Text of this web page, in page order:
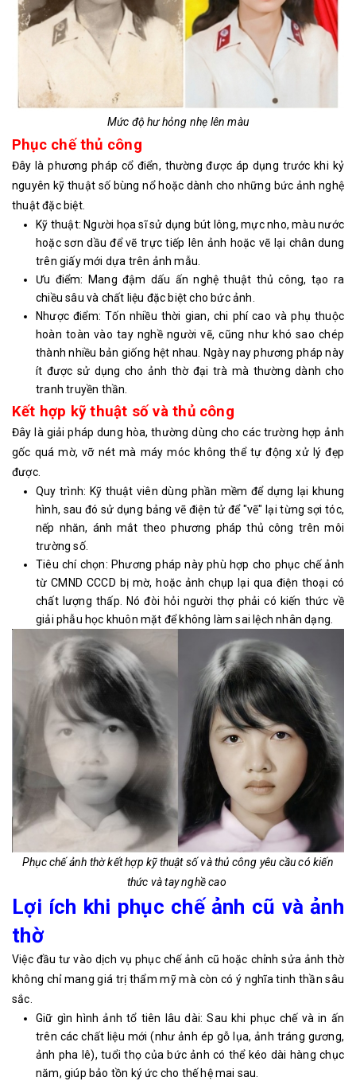
Mức độ hư hỏng nhẹ lên màu
Phục chế thủ công
Đây là phương pháp cổ điển, thường được áp dụng trước khi kỷ
nguyên kỹ thuật số bùng nổ hoặc dành cho những bức ảnh nghệ
thuật đặc biệt.
Kỹ thuật: Người họa sĩ sử dụng bút lông, mực nho, màu nước
hoặc sơn dầu để vẽ trực tiếp lên ảnh hoặc vẽ lại chân dung
trên giấy mới dựa trên ảnh mẫu.
Ưu điểm: Mang đậm dấu ấn nghệ thuật thủ công, tạo ra
chiều sâu và chất liệu đặc biệt cho bức ảnh.
Nhược điểm: Tốn nhiều thời gian, chi phí cao và phụ thuộc
hoàn toàn vào tay nghề người vẽ, cũng như khó sao chép
thành nhiều bản giống hệt nhau. Ngày nay phương pháp này
ít được sử dụng cho ảnh thờ đại trà mà thường dành cho
tranh truyền thần.
Kết hợp kỹ thuật số và thủ công
Đây là giải pháp dung hòa, thường dùng cho các trường hợp ảnh
gốc quá mờ, vỡ nét mà máy móc không thể tự động xử lý đẹp
được.
Quy trình: Kỹ thuật viên dùng phần mềm để dựng lại khung
hình, sau đó sử dụng bảng vẽ điện tử để "vẽ" lại từng sợi tóc,
nếp nhăn, ánh mắt theo phương pháp thủ công trên môi
trường số.
Tiêu chí chọn: Phương pháp này phù hợp cho phục chế ảnh
từ CMND CCCD bị mờ, hoặc ảnh chụp lại qua điện thoại có
chất lượng thấp. Nó đòi hỏi người thợ phải có kiến thức về
giải phẫu học khuôn mặt để không làm sai lệch nhân dạng.
Phục chế ảnh thờ kết hợp kỹ thuật số và thủ công yêu cầu có kiến
thức và tay nghề cao
Lợi ích khi phục chế ảnh cũ và ảnh
thờ
Việc đầu tư vào dịch vụ phục chế ảnh cũ hoặc chỉnh sửa ảnh thờ
không chỉ mang giá trị thẩm mỹ mà còn có ý nghĩa tinh thần sâu
sắc.
Giữ gìn hình ảnh tổ tiên lâu dài: Sau khi phục chế và in ấn
trên các chất liệu mới (như ảnh ép gỗ lụa, ảnh tráng gương,
ảnh pha lê), tuổi thọ của bức ảnh có thể kéo dài hàng chục
năm, giúp bảo tồn ký ức cho thế hệ mai sau.